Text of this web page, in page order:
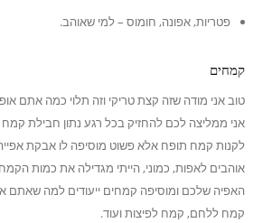
פטריות, אפונה, חומוס – למי שאוהב.
קמחים
טוב אני מודה שזה קצת טריקי וזה תלוי כמה אתם
לקנות קמח תופח אלא פשוט מוסיפה לו אבקת
אוהבים לאפות, כמוני, הייתי מגדילה את כמות
האפיה שלכם ומוסיפה קמחים ייעודים למה שאתם
קמח ללחם, קמח לפיצות ועוד.